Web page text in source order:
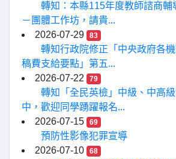
轉知：本縣115年度教師諮商輔
－團體工作坊，請貴...
2026-07-29
83
轉知行政院修正「中央政府各
稿費支給要點」第五...
2026-07-22
79
轉知「全民英檢」中級、中高
中，歡迎同學踴躍報名...
2026-07-15
69
預防性影像犯罪宣導
2026-07-10
68